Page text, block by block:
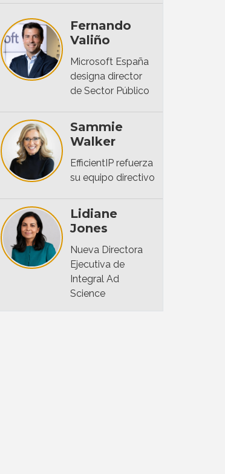
Fernando
Valiño
Microsoft España
designa director
de Sector Público
Sammie
Walker
EfficientIP refuerza
su equipo directivo
Lidiane
Jones
Nueva Directora
Ejecutiva de
Integral Ad
Science